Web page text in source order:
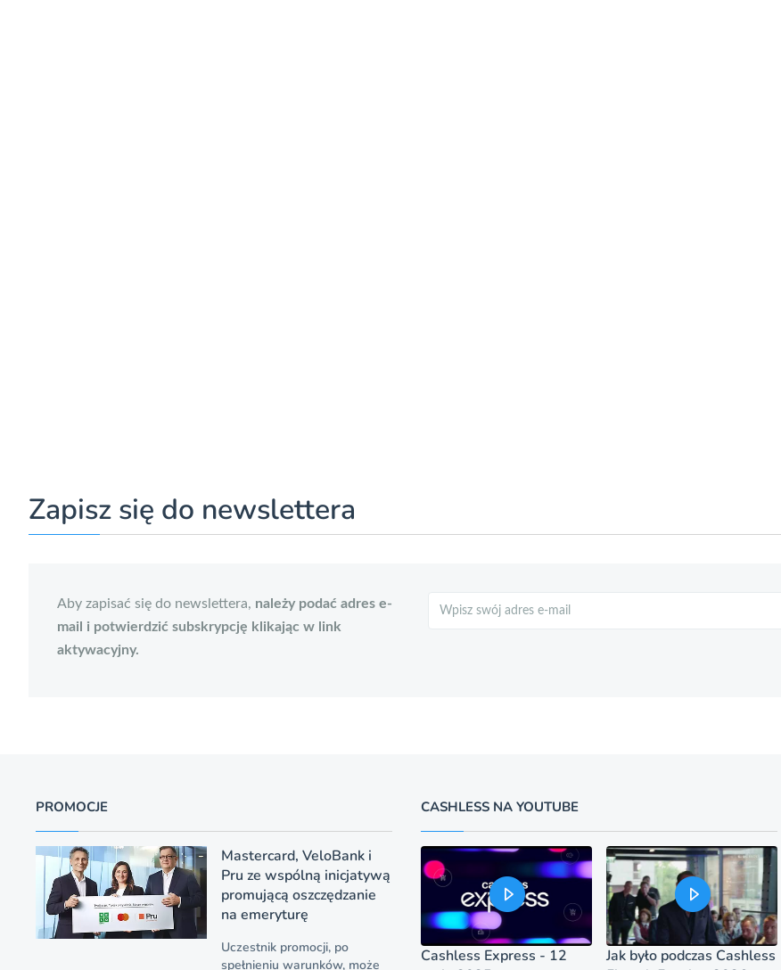
Zapisz się do newslettera
Aby zapisać się do newslettera, należy podać adres e-
mail i potwierdzić subskrypcję klikając w link
aktywacyjny.
PROMOCJE
Mastercard, VeloBank i
Pru ze wspólną inicjatywą
promującą oszczędzanie
na emeryturę
Uczestnik promocji, po
spełnieniu warunków, może
CASHLESS NA YOUTUBE
Cashless Express - 12
Jak było podczas Cashless